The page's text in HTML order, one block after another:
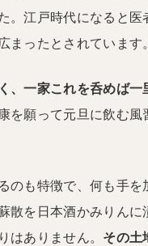
。江戸時代になると
まったとされています。
、一家これを呑めば一
を願って元旦に飲む風
のも特徴で、何も手
散を日本酒かみりん
はありません。 その土